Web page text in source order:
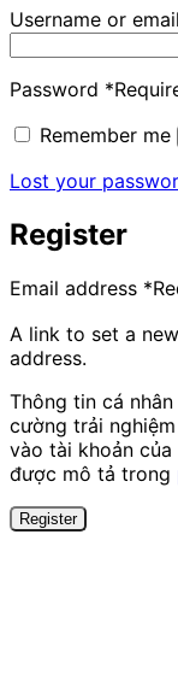
Username or
Password *
Remember me
Lost your
Register
Email address *
A link to set a
address.
Thông tin cá
cường trải
vào tài khoản
được mô tả trong
Register